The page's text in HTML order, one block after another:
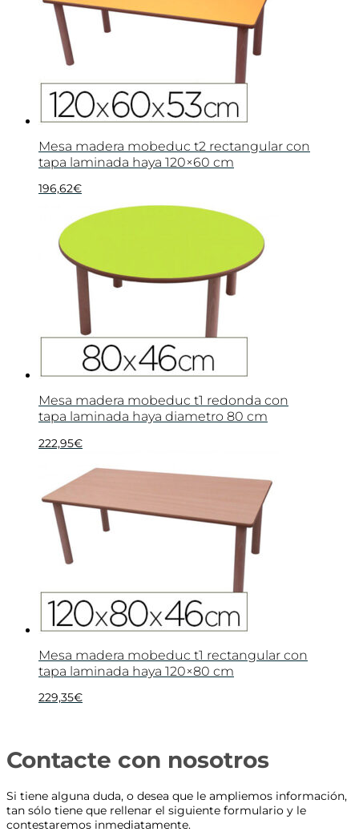
Mesa madera mobeduc t2 rectangular con
tapa laminada haya 120×60 cm
196,62€
Mesa madera mobeduc t1 redonda con
tapa laminada haya diametro 80 cm
222,95€
Mesa madera mobeduc t1 rectangular con
tapa laminada haya 120×80 cm
229,35€
Contacte con nosotros
Si tiene alguna duda, o desea que le ampliemos información,
tan sólo tiene que rellenar el siguiente formulario y le
contestaremos inmediatamente.